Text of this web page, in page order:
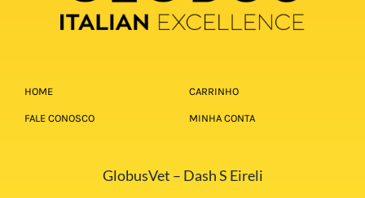
HOME
FALE CONOSCO
CARRINHO
MINHA CONTA
GlobusVet – Dash S Eireli